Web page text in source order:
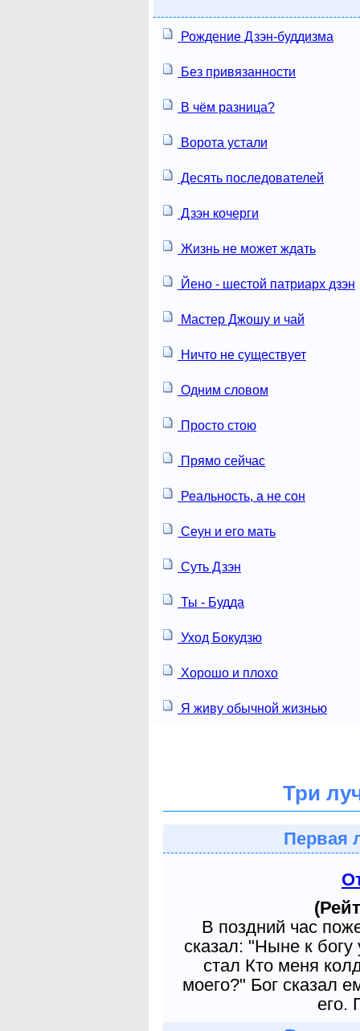
Рождение Дзэн-буддизма
Без привязанности
В чём разница?
Ворота устали
Десять последователей
Дзэн кочерги
Жизнь не может ждать
Йено - шестой патриарх дзэн
Мастер Джошу и чай
Ничто не существует
Одним словом
Просто стою
Прямо сейчас
Реальность, а не сон
Сеун и его мать
Суть Дзэн
Ты - Будда
Уход Бокудзю
Хорошо и плохо
Я живу обычной жизнью
Три
Первая
В поздний час
сказал: "Ныне к
стал Кто меня
моего?" Бог сказал
его.